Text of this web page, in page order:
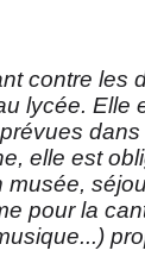
contre les
lycée. Elle
elle est
musée,
pour la